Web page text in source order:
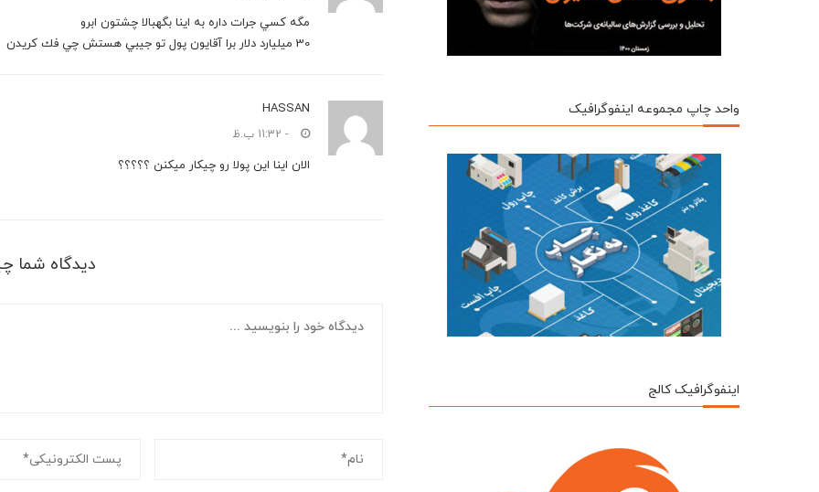
مگه كسي جرات داره به اينا بگهبالا چشتون ابرو
30 ميليارد دلار برا آقايون پول تو جيبي هستش چي فك كريدن
HASSAN
- 11:32 ب.ظ
الان اینا این پولا رو چیکار میکنن ؟؟؟؟؟
دیدگاه شما
واحد چاپ مجموعه اینفوگرافیک
اینفوگرافیک کالج